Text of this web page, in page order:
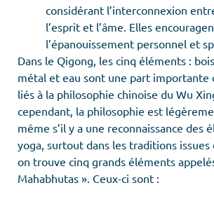
considérant l’interconnexion
l’esprit et l’âme. Elles
l’épanouissement personnel et
Dans le Qigong, les cinq éléments :
métal et eau sont une part importante
liés à la philosophie chinoise du Wu
cependant, la philosophie est
même s’il y a une reconnaissance des
yoga, surtout dans les traditions issues
on trouve cinq grands éléments
Mahabhutas ». Ceux-ci sont :